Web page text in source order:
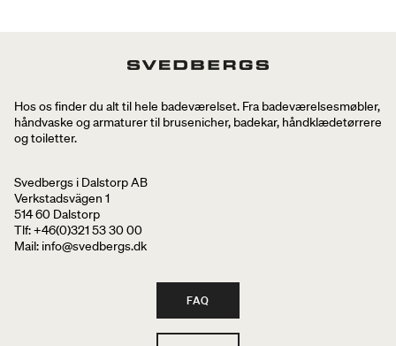
Hos os finder du alt til hele badeværelset. Fra badeværelsesmøbler,
håndvaske og armaturer til brusenicher, badekar, håndklædetørrere
og toiletter.
Svedbergs i Dalstorp AB
Verkstadsvägen 1
514 60 Dalstorp
Tlf: +46(0)321 53 30 00
Mail: info@svedbergs.dk
FAQ